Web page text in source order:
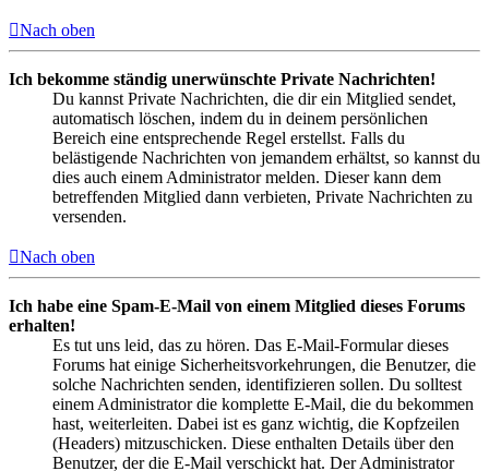
Nach oben
Ich bekomme ständig unerwünschte Private Nachrichten!
Du kannst Private Nachrichten, die dir ein Mitglied sendet,
automatisch löschen, indem du in deinem persönlichen
Bereich eine entsprechende Regel erstellst. Falls du
belästigende Nachrichten von jemandem erhältst, so kannst du
dies auch einem Administrator melden. Dieser kann dem
betreffenden Mitglied dann verbieten, Private Nachrichten zu
versenden.
Nach oben
Ich habe eine Spam-E-Mail von einem Mitglied dieses Forums
erhalten!
Es tut uns leid, das zu hören. Das E-Mail-Formular dieses
Forums hat einige Sicherheitsvorkehrungen, die Benutzer, die
solche Nachrichten senden, identifizieren sollen. Du solltest
einem Administrator die komplette E-Mail, die du bekommen
hast, weiterleiten. Dabei ist es ganz wichtig, die Kopfzeilen
(Headers) mitzuschicken. Diese enthalten Details über den
Benutzer, der die E-Mail verschickt hat. Der Administrator